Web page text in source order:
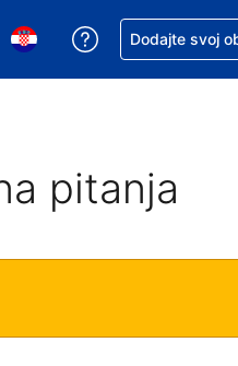
valutu. Vaša je
Odaberite svoj jezik. Vaš
Zatražite
Dodajte svoj
pitanja